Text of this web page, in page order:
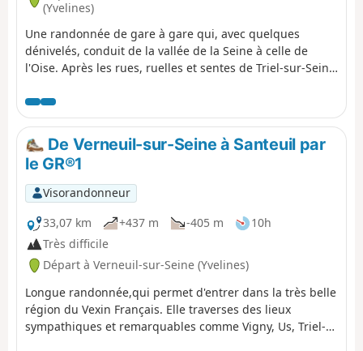
(Yvelines)
Une randonnée de gare à gare qui, avec quelques
dénivelés, conduit de la vallée de la Seine à celle de
l'Oise. Après les rues, ruelles et sentes de Triel-sur-Seine
agréable la Forêt de l'Hautil. Trois belles églises et deux
beaux corps de ferme sont à découvrir en chemin.
De Verneuil-sur-Seine à Santeuil par
le GR®1
Visorandonneur
33,07 km
+437 m -405 m
10h
Très difficile
Départ à Verneuil-sur-Seine (Yvelines)
Longue randonnée,qui permet d'entrer dans la très belle
région du Vexin Français. Elle traverses des lieux
sympathiques et remarquables comme Vigny, Us, Triel-